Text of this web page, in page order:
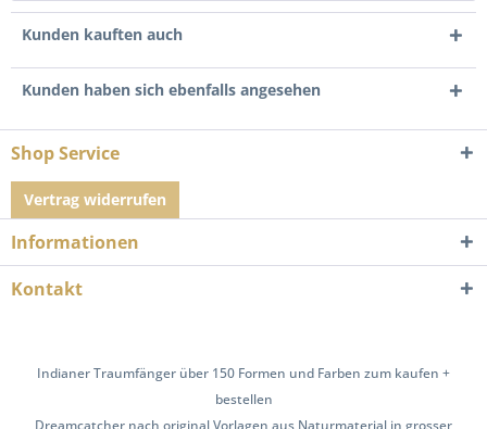
Kunden kauften auch
Kunden haben sich ebenfalls angesehen
Shop Service
Vertrag widerrufen
Informationen
Kontakt
Indianer Traumfänger über 150 Formen und Farben zum kaufen +
bestellen